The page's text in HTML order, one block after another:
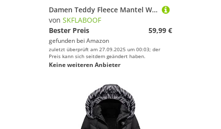
Damen Teddy Fleece Mantel Wintermantel Damen Lang Oversized Jacke Lang Flauschige Warme Winter Mit Taschen Winterjacke Revers Parka Plüschjacke Plüschmantel Cardigan
von SKFLABOOF
Bester Preis
59,99 €
gefunden bei Amazon
zuletzt überprüft am 27.09.2025 um 00:03; der
Preis kann sich seitdem geändert haben.
Keine weiteren Anbieter